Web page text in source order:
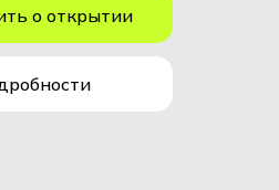
о открытии